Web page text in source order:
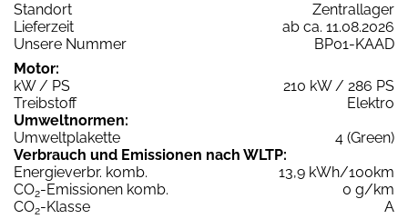
Standort
Zentrallager
Lieferzeit
ab ca. 11.08.2026
Unsere Nummer
BP01-KAAD
Motor:
kW / PS
210 kW / 286 PS
Treibstoff
Elektro
Umweltnormen:
Umweltplakette
4 (Green)
Verbrauch und Emissionen nach WLTP:
Energieverbr. komb.
13,9 kWh/100km
CO2-Emissionen komb.
0 g/km
CO2-Klasse
A